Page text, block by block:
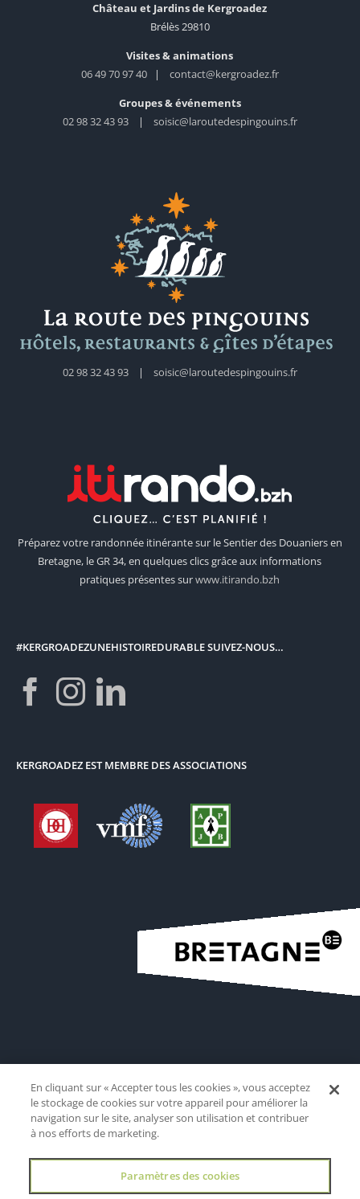
Château et Jardins de Kergroadez
Brélès 29810
Visites & animations
06 49 70 97 40
| contact@kergroadez.fr
Groupes & événements
02 98 32 43 93| soisic@laroutedespingouins.fr
02 98 32 43 93| soisic@laroutedespingouins.fr
Préparez votre randonnée itinérante sur le Sentier des Douaniers en
Bretagne, le GR 34, en quelques clics grâce aux informations
pratiques présentes surwww.itirando.bzh
#KERGROADEZUNEHISTOIREDURABLE SUIVEZ-NOUS…
KERGROADEZ EST MEMBRE DES ASSOCIATIONS
En cliquant sur « Accepter tous les cookies », vous acceptez
le stockage de cookies sur votre appareil pour améliorer la
navigation sur le site, analyser son utilisation et contribuer
à nos efforts de marketing.
Paramètres des cookies